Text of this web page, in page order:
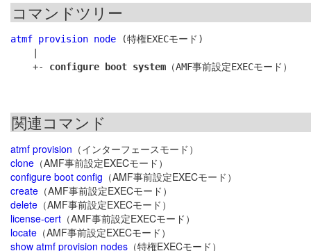
コマンドツリー
atmf provision node (特権EXECモード)
    +-
configure boot system
関連コマンド
atmf provision （インターフェースモード）
clone （AMF事前設定EXECモード）
configure boot config （AMF事前設定EXECモード）
create （AMF事前設定EXECモード）
delete （AMF事前設定EXECモード）
license-cert （AMF事前設定EXECモード）
locate （AMF事前設定EXECモード）
show atmf provision nodes （特権EXECモード）